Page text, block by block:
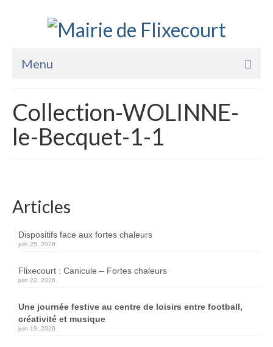
Menu
La Mairie
Vie Pratique
Collection-WOLINNE-
le-Becquet-1-1
Articles
Dispositifs face aux fortes chaleurs
juin 25, 2026
Flixecourt : Canicule – Fortes chaleurs
juin 22, 2026
Une journée festive au centre de loisirs entre football,
créativité et musique
juin 19, 2026